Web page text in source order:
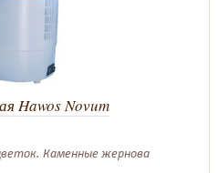
Hawos Novum
Каменные жернова